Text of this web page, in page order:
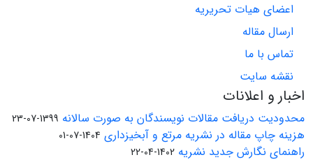
اعضای هیات تحریریه
ارسال مقاله
تماس با ما
نقشه سایت
اخبار و اعلانات
محدودیت دریافت مقالات نویسندگان به صورت سالانه 1399-07-23
هزینه چاپ مقاله در نشریه مرتع و آبخیزداری 1404-07-01
راهنمای نگارش جدید نشریه 1402-04-22